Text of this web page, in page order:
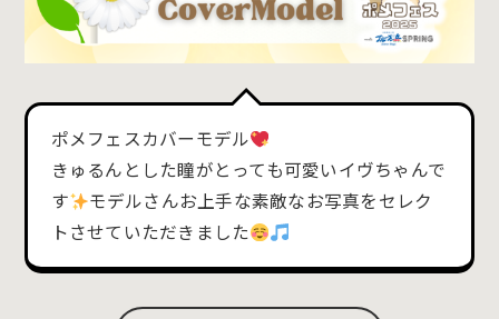
ポメフェスカバーモデル
きゅるんとした瞳がとっても可愛いイヴちゃんで
す
モデルさんお上手な素敵なお写真をセレク
トさせていただきました